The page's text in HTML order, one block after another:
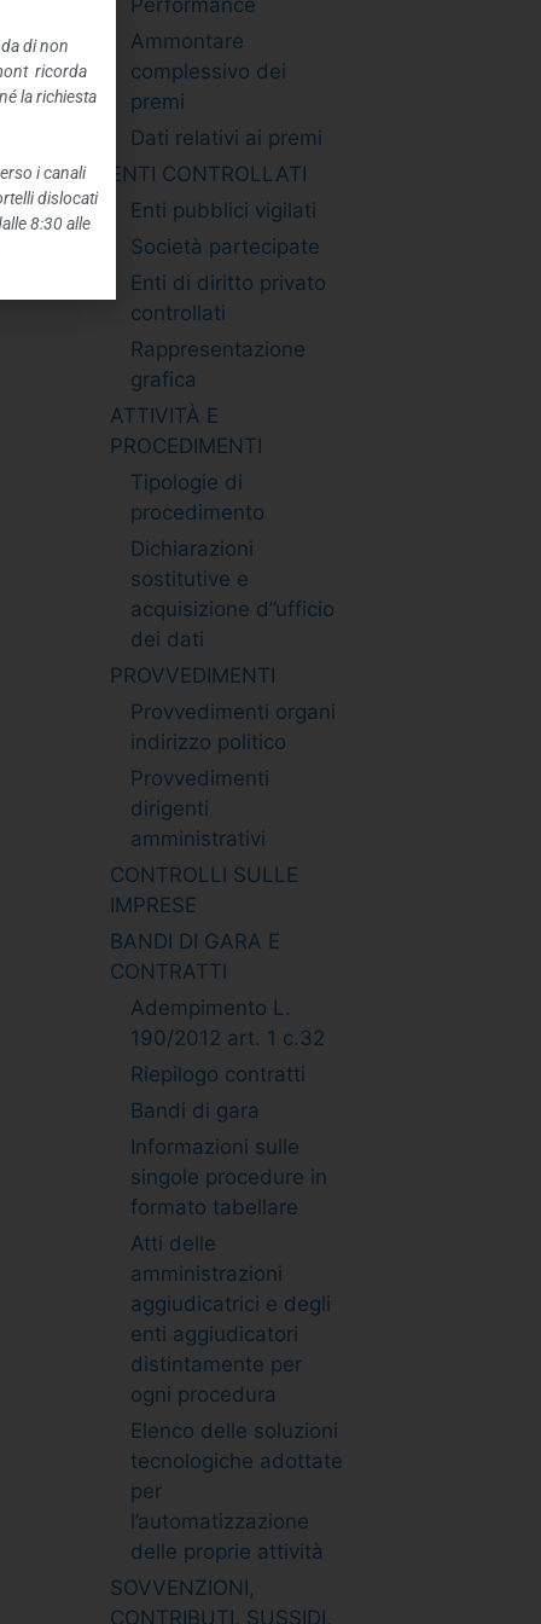
Ammontare
complessivo dei
premi
Dati relativi ai premi
ENTI CONTROLLATI
Enti pubblici vigilati
Società partecipate
Enti di diritto privato
controllati
Rappresentazione
grafica
ATTIVITÀ E
PROCEDIMENTI
Tipologie di
procedimento
Dichiarazioni
sostitutive e
acquisizione d”ufficio
dei dati
PROVVEDIMENTI
Provvedimenti organi
indirizzo politico
Provvedimenti
dirigenti
amministrativi
CONTROLLI SULLE
IMPRESE
BANDI DI GARA E
CONTRATTI
Adempimento L.
190/2012 art. 1 c.32
Riepilogo contratti
Bandi di gara
Informazioni sulle
singole procedure in
formato tabellare
Atti delle
amministrazioni
aggiudicatrici e degli
enti aggiudicatori
distintamente per
ogni procedura
Elenco delle soluzioni
tecnologiche adottate
per
l’automatizzazione
delle proprie attività
SOVVENZIONI,
CONTRIBUTI, SUSSIDI,
di non
ricorda
la richiesta
i canali
dislocati
8:30 alle